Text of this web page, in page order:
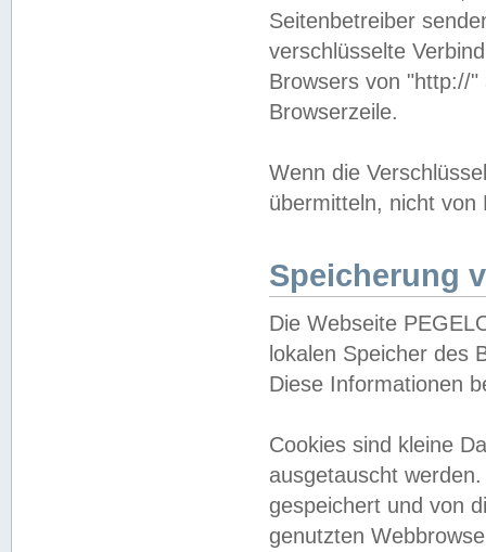
Seitenbetreiber
verschlüsselte
Browsers von "http://
Browserzeile.
Wenn die
übermitteln, nicht von
Speicherung
Die Webseite
lokalen Speicher des
Diese Informationen
Cookies sind kleine
ausgetauscht
gespeichert und von
genutzten